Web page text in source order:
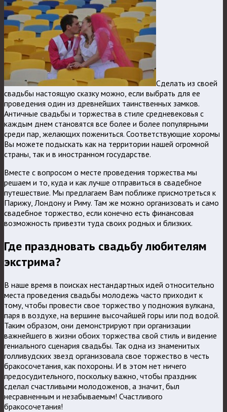
Сделать из своей
свадьбы настоящую сказку можно, если выбрать для ее
проведения один из древнейших таинственных замков.
Античные свадьбы и торжества в стиле средневековья с
каждым днем становятся все более и более популярными
среди пар, желающих пожениться. Соответствующие хоромы
Вы можете подыскать как на территории нашей огромной
страны, так и в иностранном государстве.
Вместе с вопросом о месте проведения торжества мы
решаем и то, куда и как лучше отправиться в свадебное
путешествие. Мы предлагаем Вам поближе присмотреться к
Парижу, Лондону и Риму. Там же можно организовать и само
свадебное торжество, если конечно есть финансовая
возможность привезти туда своих родных и близких.
Где праздновать свадьбу любителям
экстрима?
В наше время в поисках нестандартных идей относительно
места проведения свадьбы молодежь часто приходит к
тому, чтобы провести свое торжество у подножия вулкана,
паря в воздухе, на вершине высочайшей горы или под водой.
Таким образом, они демонстрируют при организации
важнейшего в жизни обоих торжества свой стиль и видение
гениального сценария свадьбы. Так одна из знаменитых
голливудских звезд организовала свое торжество в честь
бракосочетания, как похороны. И в этом нет ничего
предосудительного, поскольку важно, чтобы праздник
сделал счастливыми молодоженов, а значит, был
несравненным и незабываемым! Счастливого
бракосочетания!